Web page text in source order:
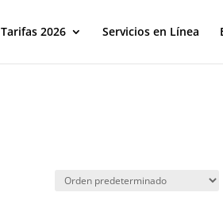
Tarifas 2026 Servicios en Línea